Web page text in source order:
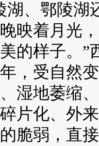
、鄂陵湖
映着月光
的样子。”
受自然变
湿地萎缩
片化、外
脆弱，直